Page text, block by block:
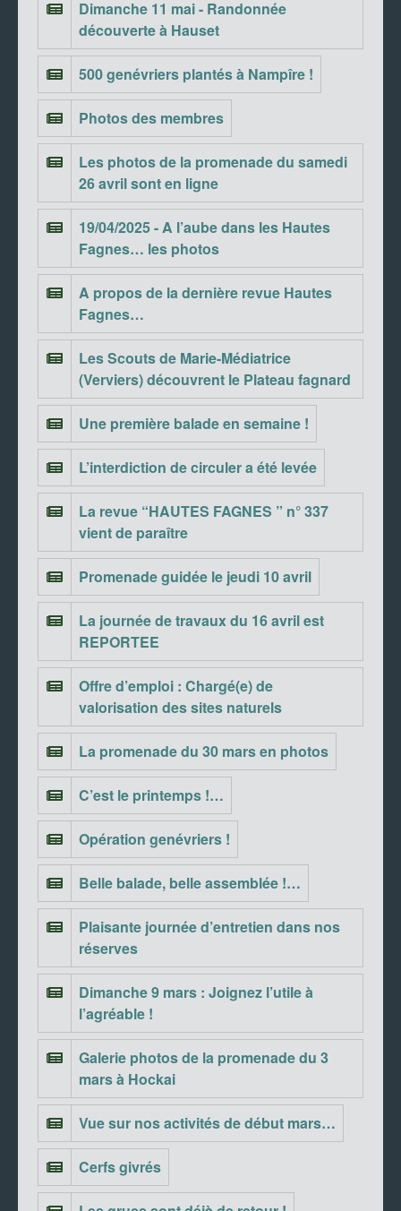
Dimanche 11 mai - Randonnée
découverte à Hauset
500 genévriers plantés à Nampîre !
Photos des membres
Les photos de la promenade du samedi
26 avril sont en ligne
19/04/2025 - A l’aube dans les Hautes
Fagnes… les photos
A propos de la dernière revue Hautes
Fagnes…
Les Scouts de Marie-Médiatrice
(Verviers) découvrent le Plateau fagnard
Une première balade en semaine !
L’interdiction de circuler a été levée
La revue “HAUTES FAGNES ” n° 337
vient de paraître
Promenade guidée le jeudi 10 avril
La journée de travaux du 16 avril est
REPORTEE
Offre d’emploi : Chargé(e) de
valorisation des sites naturels
La promenade du 30 mars en photos
C’est le printemps !…
Opération genévriers !
Belle balade, belle assemblée !…
Plaisante journée d’entretien dans nos
réserves
Dimanche 9 mars : Joignez l’utile à
l’agréable !
Galerie photos de la promenade du 3
mars à Hockai
Vue sur nos activités de début mars…
Cerfs givrés